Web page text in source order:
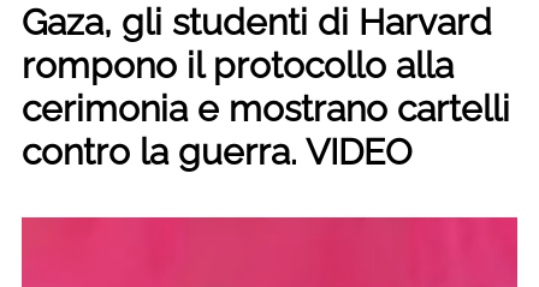
Gaza, gli studenti di Harvard
rompono il protocollo alla
cerimonia e mostrano cartelli
contro la guerra. VIDEO